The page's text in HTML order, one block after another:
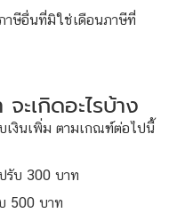
าษีอื่นที่มิใช่เดือนภาษีที่
เกิดอะไรบ้าง
เงินเพิ่ม ตามเกณฑ์ต่อไปนี้
รับ 300 บาท
500 บาท